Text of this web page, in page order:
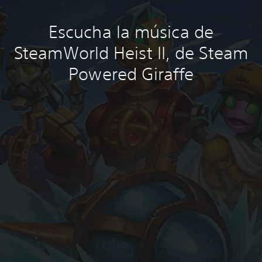
Escucha la música de
SteamWorld Heist II, de Steam
Powered Giraffe